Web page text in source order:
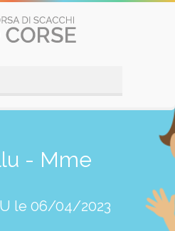
- Mme
le 06/04/2023